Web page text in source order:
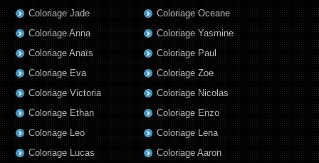
Coloriage Jade
Coloriage Anna
Coloriage Anaïs
Coloriage Eva
Coloriage Victoria
Coloriage Ethan
Coloriage Leo
Coloriage Lucas
Coloriage Oceane
Coloriage Yasmine
Coloriage Paul
Coloriage Zoe
Coloriage Nicolas
Coloriage Enzo
Coloriage Lena
Coloriage Aaron